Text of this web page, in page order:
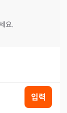
요.
입력